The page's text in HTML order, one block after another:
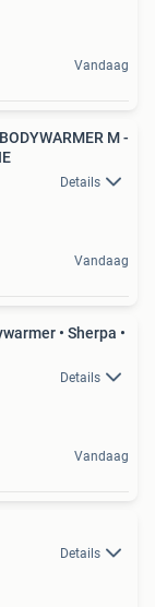
Vandaag
M -
Details
Vandaag
• Sherpa •
Details
Vandaag
Details